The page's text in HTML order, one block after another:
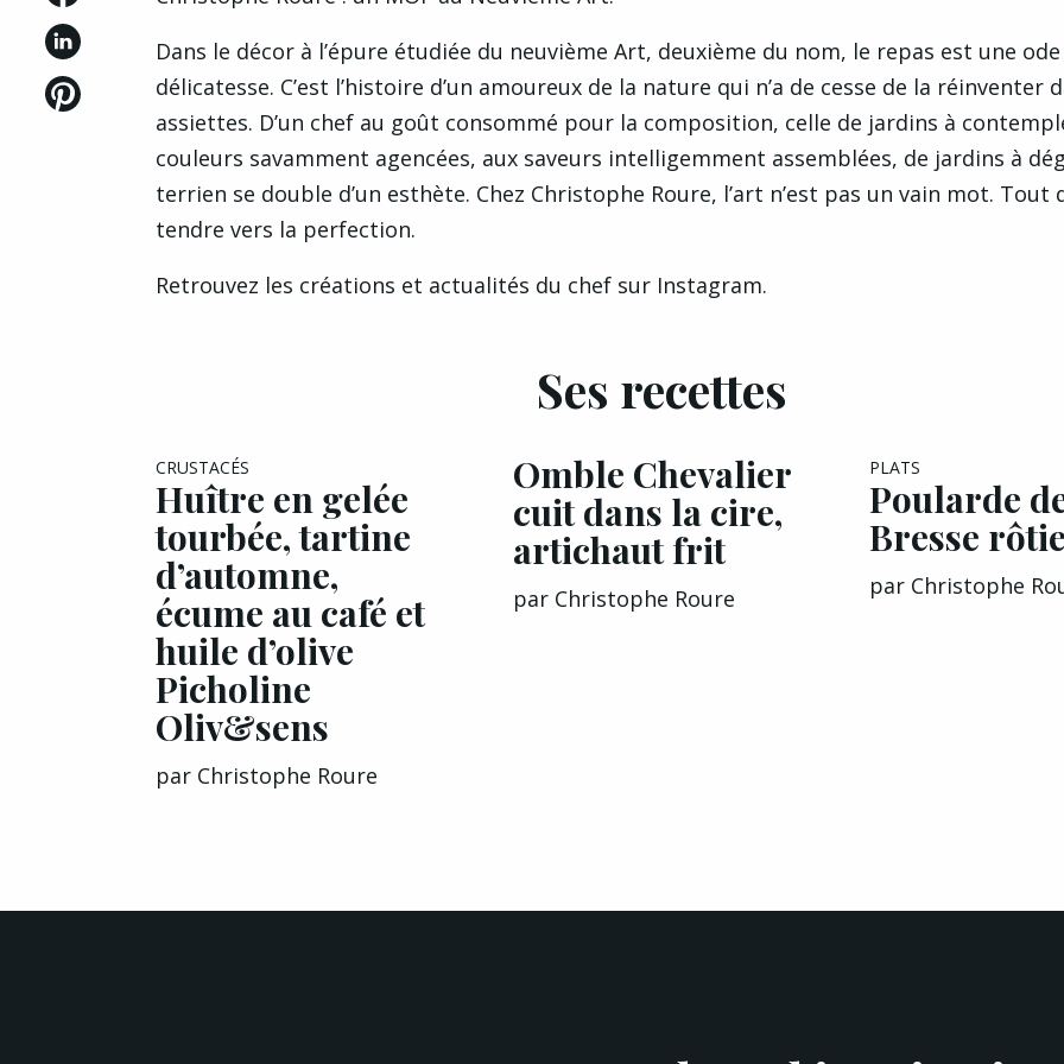
Dans le décor à l’épure étudiée du neuvième Art, deuxième du nom, le repas est une ode
délicatesse. C’est l’histoire d’un amoureux de la nature qui n’a de cesse de la réinventer
assiettes. D’un chef au goût consommé pour la composition, celle de jardins à
couleurs savamment agencées, aux saveurs intelligemment assemblées, de jardins à
terrien se double d’un esthète. Chez Christophe Roure, l’art n’est pas un vain mot. Tout
tendre vers la perfection.
Retrouvez les créations et actualités du chef sur Instagram.
Ses recettes
CRUSTACÉS
Huître en gelée
tourbée, tartine
d’automne,
écume au café et
huile d’olive
Picholine
Oliv&sens
par Christophe Roure
Omble Chevalier
cuit dans la cire,
artichaut frit
par Christophe Roure
PLATS
Poularde
Bresse rôtie
par Christophe